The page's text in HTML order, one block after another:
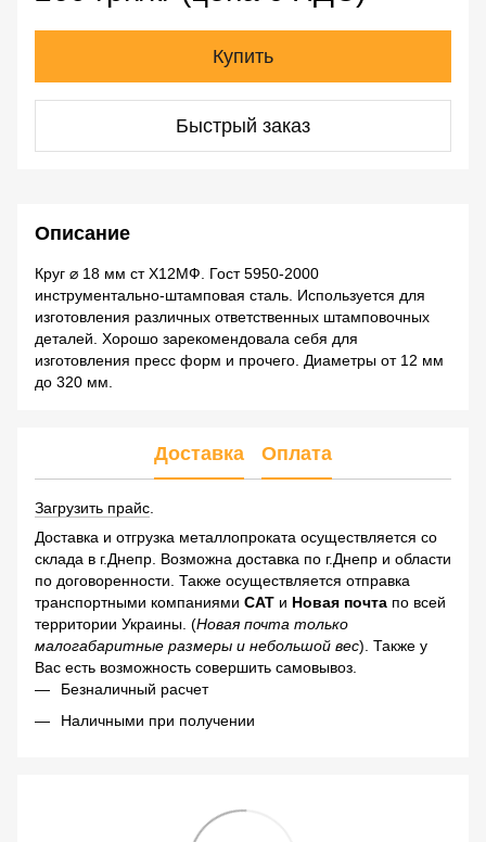
Купить
Быстрый заказ
Описание
Круг ⌀ 18 мм ст Х12МФ. Гост 5950-2000
инструментально-штамповая сталь. Используется для
изготовления различных ответственных штамповочных
деталей. Хорошо зарекомендовала себя для
изготовления пресс форм и прочего. Диаметры от 12 мм
до 320 мм.
Доставка Оплата
Загрузить прайс
Доставка и отгрузка металлопроката осуществляется со
склада в г.Днепр. Возможна доставка по г.Днепр и области
по договоренности. Также осуществляется отправка
транспортными компаниями САТ и Новая почта по всей
территории Украины. (Новая почта только
малогабаритные размеры и небольшой вес). Также у
Вас есть возможность совершить самовывоз.
Безналичный расчет
Наличными при получении